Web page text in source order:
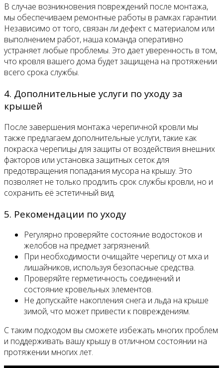
В случае возникновения повреждений после монтажа,
мы обеспечиваем ремонтные работы в рамках гарантии.
Независимо от того, связан ли дефект с материалом или
выполнением работ, наша команда оперативно
устраняет любые проблемы. Это дает уверенность в том,
что кровля вашего дома будет защищена на протяжении
всего срока службы.
4. Дополнительные услуги по уходу за
крышей
После завершения монтажа черепичной кровли мы
также предлагаем дополнительные услуги, такие как
покраска черепицы для защиты от воздействия внешних
факторов или установка защитных сеток для
предотвращения попадания мусора на крышу. Это
позволяет не только продлить срок службы кровли, но и
сохранить её эстетичный вид.
5. Рекомендации по уходу
Регулярно проверяйте состояние водостоков и
желобов на предмет загрязнений.
При необходимости очищайте черепицу от мха и
лишайников, используя безопасные средства.
Проверяйте герметичность соединений и
состояние кровельных элементов.
Не допускайте накопления снега и льда на крыше
зимой, что может привести к повреждениям.
С таким подходом вы сможете избежать многих проблем
и поддерживать вашу крышу в отличном состоянии на
протяжении многих лет.